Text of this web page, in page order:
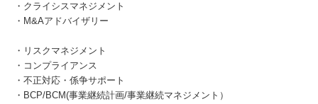
・クライシスマネジメント
・M&Aアドバイザリー
・リスクマネジメント
・コンプライアンス
・不正対応・係争サポート
・BCP/BCM(事業継続計画/事業継続マネジメント）